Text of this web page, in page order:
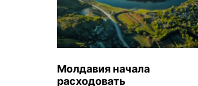
Молдавия начала
расходовать